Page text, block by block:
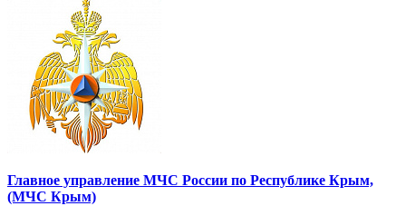
Главное управление МЧС России по Республике Крым,
(МЧС Крым)